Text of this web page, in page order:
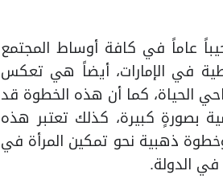
عاماً في كافة أوساط المجتمع
في الإمارات، أيضاً هي تعكس
الحياة، كما أن هذه الخطوة قد
بصورةٍ كبيرة، كذلك تعتبر هذه
ذهبية نحو تمكين المرأة في
الدولة.